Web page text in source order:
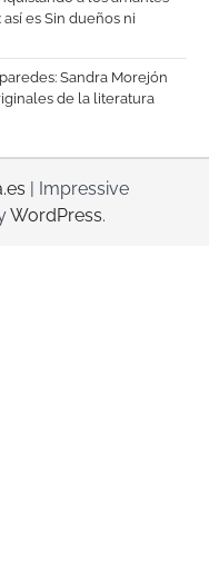
es Sin dueños ni
Sandra Morejón
de la literatura
| Impressive
WordPress.